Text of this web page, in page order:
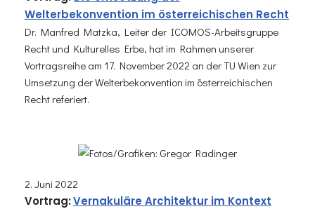
Welterbekonvention im österreichischen Recht
Dr. Manfred Matzka, Leiter der ICOMOS-Arbeitsgruppe
Recht und Kulturelles Erbe, hat im Rahmen unserer
Vortragsreihe am 17. November 2022 an der TU Wien zur
Umsetzung der Welterbekonvention im österreichischen
Recht referiert.
2. Juni 2022
Vortrag:Vernakuläre Architektur im Kontext